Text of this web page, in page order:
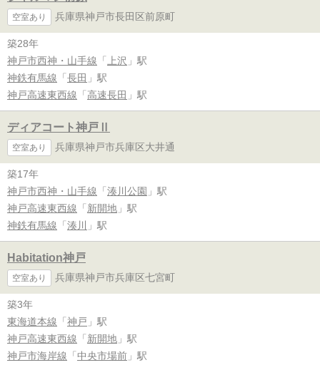
空室あり 兵庫県神戸市長田区前原町
築28年
神戸市西神・山手線 「 上沢 」駅
神鉄有馬線 「 長田 」駅
神戸高速東西線 「 高速長田 」駅
ディアコート神戸Ⅱ
空室あり 兵庫県神戸市兵庫区大井通
築17年
神戸市西神・山手線 「 湊川公園 」駅
神戸高速東西線 「 新開地 」駅
神鉄有馬線 「 湊川 」駅
Habitation神戸
空室あり 兵庫県神戸市兵庫区七宮町
築3年
東海道本線 「 神戸 」駅
神戸高速東西線 「 新開地 」駅
神戸市海岸線 「 中央市場前 」駅